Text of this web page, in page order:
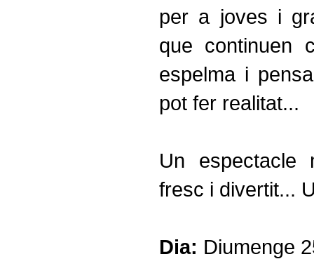
per a joves i
que continuen
espelma i
pot fer realitat...
Un espectacle
fresc i divertit...
Dia: Diumenge